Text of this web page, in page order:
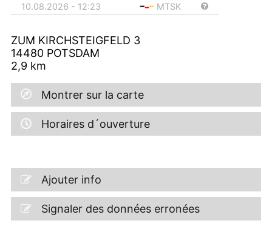
10.08.2026 - 12:23 MTSK
ZUM KIRCHSTEIGFELD 3
14480 POTSDAM
2,9 km
Montrer sur la carte
Horaires d´ouverture
Ajouter info
Signaler des données erronées